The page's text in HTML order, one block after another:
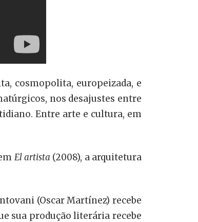
cosmopolita, europeizada, e
nos desajustes entre
Entre arte e cultura, em
El artista (2008), a arquitetura
(Oscar Martínez) recebe
sua produção literária recebe